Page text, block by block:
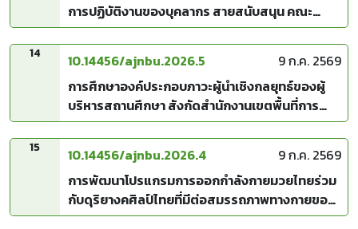
การปฏิบัติงานของบุคลากร สายสนับสนุน คณะ
บริหารธุรกิจ มหาวิทยาลัยเทคโนโลยีราชมงคล
พระนคร
14 10.14456/ajnbu.2026.5
9 ก.ค. 2569
การศึกษาองค์ประกอบภาวะผู้นำเชิงกลยุทธ์ของผู้
บริหารสถานศึกษา สังกัดสำนักงานเขตพื้นที่การ
ศึกษามัธยมศึกษานครพนม
15 10.14456/ajnbu.2026.4
9 ก.ค. 2569
การพัฒนาโปรแกรมการออกกำลังกายมวยไทยร่วม
กับดุริยางคศิลป์ไทยที่มีต่อสมรรถภาพทางกายของ
ผู้สูงอายุ